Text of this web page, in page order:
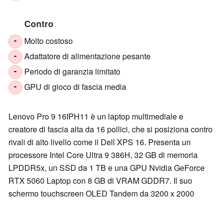
Contro
- Molto costoso
- Adattatore di alimentazione pesante
- Periodo di garanzia limitato
- GPU di gioco di fascia media
Lenovo Pro 9 16IPH11 è un laptop multimediale e
creatore di fascia alta da 16 pollici, che si posiziona contro
rivali di alto livello come il Dell XPS 16. Presenta un
processore Intel Core Ultra 9 386H, 32 GB di memoria
LPDDR5x, un SSD da 1 TB e una GPU Nvidia GeForce
RTX 5060 Laptop con 8 GB di VRAM GDDR7. Il suo
schermo touchscreen OLED Tandem da 3200 x 2000